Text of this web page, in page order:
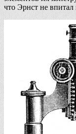
что Эрнст не